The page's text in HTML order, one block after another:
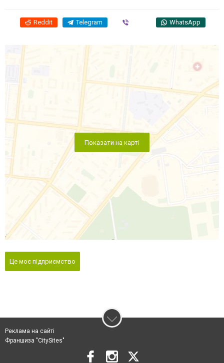
Reddit Telegram WhatsApp
Показати на карті
Це моє підприємство
Реклама на сайті
Франшиза "CitySites"